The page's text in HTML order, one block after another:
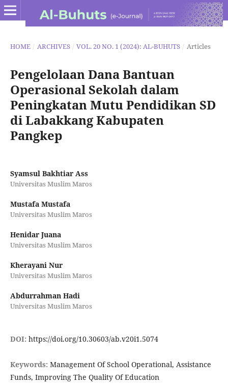
HOME / ARCHIVES / VOL. 20 NO. 1 (2024): AL-BUHUTS / Articles
Pengelolaan Dana Bantuan
Operasional Sekolah dalam
Peningkatan Mutu Pendidikan SD
di Labakkang Kabupaten
Pangkep
Syamsul Bakhtiar Ass
Universitas Muslim Maros
Mustafa Mustafa
Universitas Muslim Maros
Henidar Juana
Universitas Muslim Maros
Kherayani Nur
Universitas Muslim Maros
Abdurrahman Hadi
Universitas Muslim Maros
DOI: https://doi.org/10.30603/ab.v20i1.5074
Keywords: Management Of School Operational, Assistance
Funds, Improving The Quality Of Education